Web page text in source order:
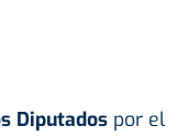
Diputados por el